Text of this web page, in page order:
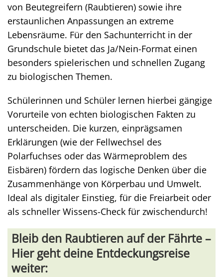
von Beutegreifern (Raubtieren) sowie ihre
erstaunlichen Anpassungen an extreme
Lebensräume. Für den Sachunterricht in der
Grundschule bietet das Ja/Nein-Format einen
besonders spielerischen und schnellen Zugang
zu biologischen Themen.
Schülerinnen und Schüler lernen hierbei gängige
Vorurteile von echten biologischen Fakten zu
unterscheiden. Die kurzen, einprägsamen
Erklärungen (wie der Fellwechsel des
Polarfuchses oder das Wärmeproblem des
Eisbären) fördern das logische Denken über die
Zusammenhänge von Körperbau und Umwelt.
Ideal als digitaler Einstieg, für die Freiarbeit oder
als schneller Wissens-Check für zwischendurch!
Bleib den Raubtieren auf der Fährte –
Hier geht deine Entdeckungsreise
weiter: